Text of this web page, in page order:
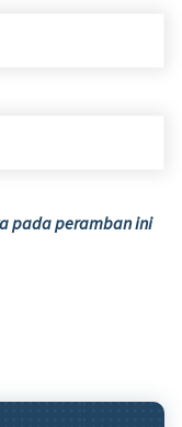
pada peramban ini